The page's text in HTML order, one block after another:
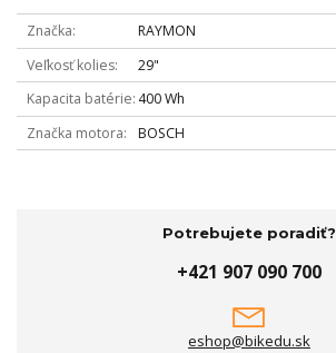
Značka
RAYMON
Veľkosť kolies
29"
Kapacita batérie 400 Wh
Značka motora
BOSCH
Potrebujete poradiť?
+421 907 090 700
eshop@bikedu.sk